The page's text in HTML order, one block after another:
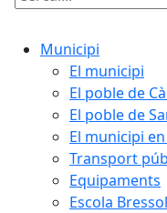
Cercar:
Municipi
El municipi
El poble de
El poble de
El municipi
Transport
Equipaments
Escola